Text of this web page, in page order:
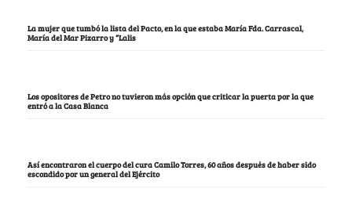
La mujer que tumbó la lista del Pacto, en la que estaba María Fda. Carrascal,
María del Mar Pizarro y “Lalis
Los opositores de Petro no tuvieron más opción que criticar la puerta por la que
entró a la Casa Blanca
Así encontraron el cuerpo del cura Camilo Torres, 60 años después de haber sido
escondido por un general del Ejército